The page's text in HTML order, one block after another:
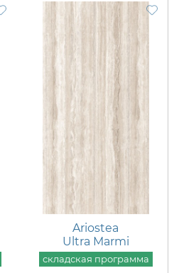
Ariostea
Ultra Marmi